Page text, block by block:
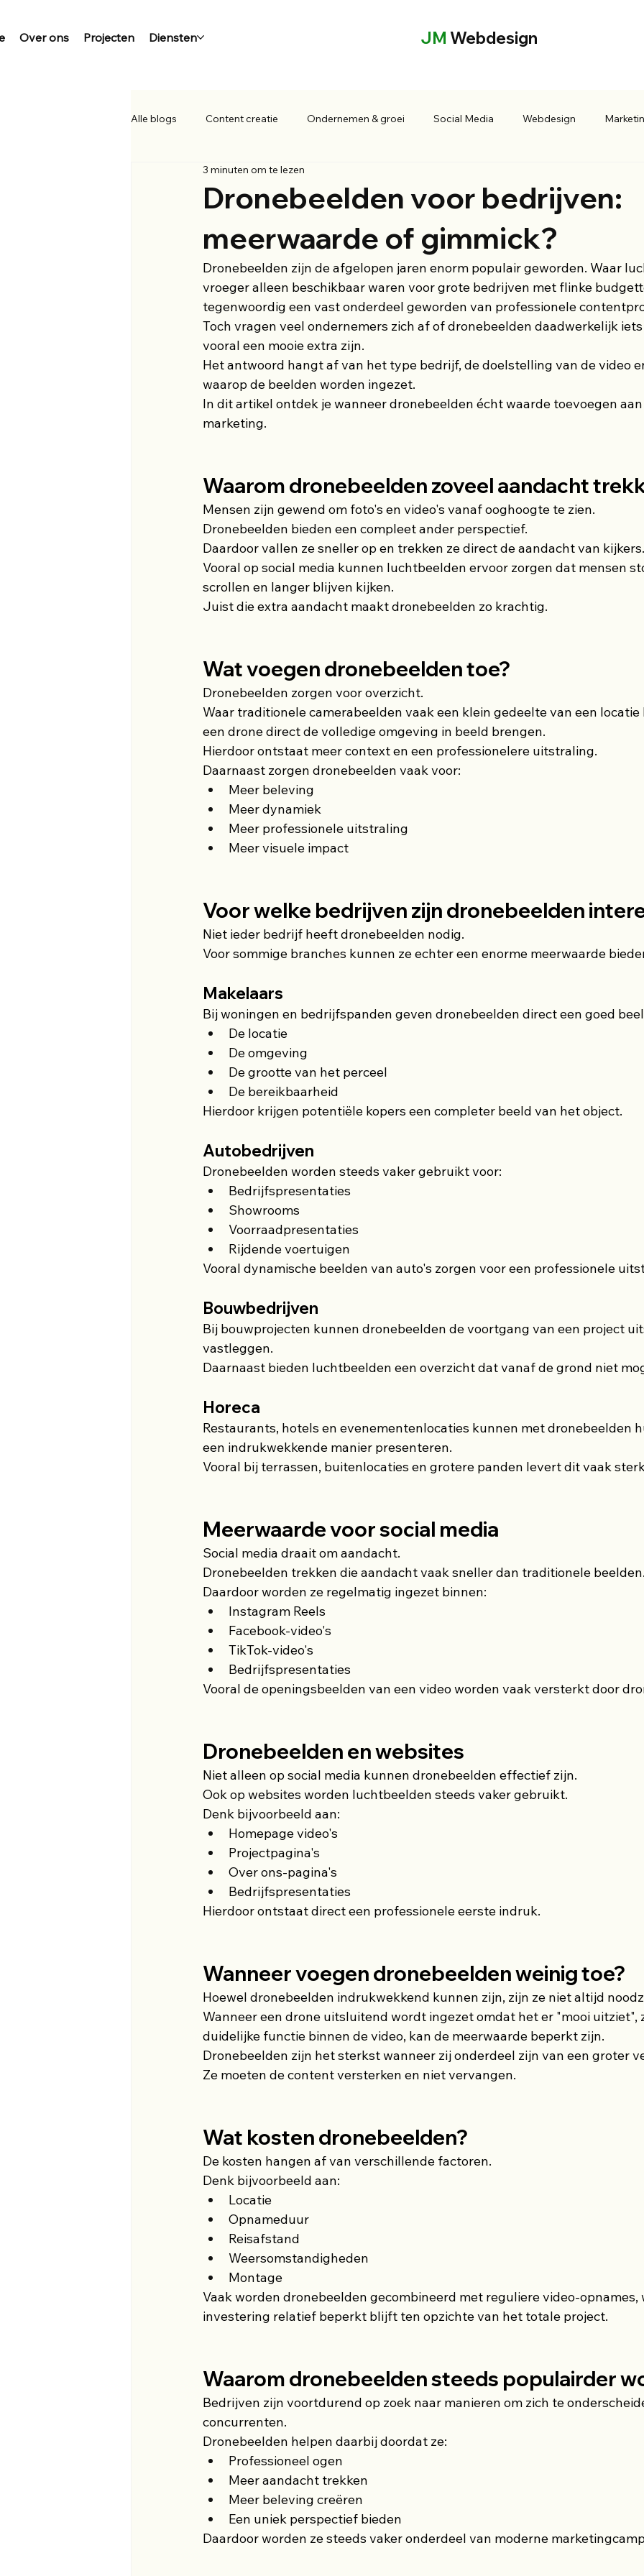
Over ons Projecten Diensten JM Webdesign
Alle blogs Content creatie Ondernemen & groei Social Media Webdesign
Dronebeelden voor bedrijven:
meerwaarde of gimmick?
3 minuten om te lezen
Dronebeelden zijn de afgelopen jaren enorm populair geworden. Waar
vroeger alleen beschikbaar waren voor grote bedrijven met flinke
tegenwoordig een vast onderdeel geworden van professionele
Toch vragen veel ondernemers zich af of dronebeelden daadwerkelijk
vooral een mooie extra zijn.
Het antwoord hangt af van het type bedrijf, de doelstelling van de video
waarop de beelden worden ingezet.
In dit artikel ontdek je wanneer dronebeelden écht waarde toevoegen
marketing.
Waarom dronebeelden zoveel aandacht
Mensen zijn gewend om foto's en video's vanaf ooghoogte te zien.
Dronebeelden bieden een compleet ander perspectief.
Daardoor vallen ze sneller op en trekken ze direct de aandacht van kijkers.
Vooral op social media kunnen luchtbeelden ervoor zorgen dat mensen
scrollen en langer blijven kijken.
Juist die extra aandacht maakt dronebeelden zo krachtig.
Wat voegen dronebeelden toe?
Dronebeelden zorgen voor overzicht.
Waar traditionele camerabeelden vaak een klein gedeelte van een locatie
een drone direct de volledige omgeving in beeld brengen.
Hierdoor ontstaat meer context en een professionelere uitstraling.
Daarnaast zorgen dronebeelden vaak voor:
Meer beleving
Meer dynamiek
Meer professionele uitstraling
Meer visuele impact
Voor welke bedrijven zijn dronebeelden
Niet ieder bedrijf heeft dronebeelden nodig.
Voor sommige branches kunnen ze echter een enorme meerwaarde
Makelaars
Bij woningen en bedrijfspanden geven dronebeelden direct een goed
De locatie
De omgeving
De grootte van het perceel
De bereikbaarheid
Hierdoor krijgen potentiële kopers een completer beeld van het object.
Autobedrijven
Dronebeelden worden steeds vaker gebruikt voor:
Bedrijfspresentaties
Showrooms
Voorraadpresentaties
Rijdende voertuigen
Vooral dynamische beelden van auto's zorgen voor een professionele
Bouwbedrijven
Bij bouwprojecten kunnen dronebeelden de voortgang van een project
vastleggen.
Daarnaast bieden luchtbeelden een overzicht dat vanaf de grond niet
Horeca
Restaurants, hotels en evenementenlocaties kunnen met dronebeelden
een indrukwekkende manier presenteren.
Vooral bij terrassen, buitenlocaties en grotere panden levert dit vaak
Meerwaarde voor social media
Social media draait om aandacht.
Dronebeelden trekken die aandacht vaak sneller dan traditionele beelden.
Daardoor worden ze regelmatig ingezet binnen:
Instagram Reels
Facebook-video's
TikTok-video's
Bedrijfspresentaties
Vooral de openingsbeelden van een video worden vaak versterkt door
Dronebeelden en websites
Niet alleen op social media kunnen dronebeelden effectief zijn.
Ook op websites worden luchtbeelden steeds vaker gebruikt.
Denk bijvoorbeeld aan:
Homepage video's
Projectpagina's
Over ons-pagina's
Bedrijfspresentaties
Hierdoor ontstaat direct een professionele eerste indruk.
Wanneer voegen dronebeelden weinig toe?
Hoewel dronebeelden indrukwekkend kunnen zijn, zijn ze niet altijd
Wanneer een drone uitsluitend wordt ingezet omdat het er "mooi uitziet",
duidelijke functie binnen de video, kan de meerwaarde beperkt zijn.
Dronebeelden zijn het sterkst wanneer zij onderdeel zijn van een groter
Ze moeten de content versterken en niet vervangen.
Wat kosten dronebeelden?
De kosten hangen af van verschillende factoren.
Denk bijvoorbeeld aan:
Locatie
Opnameduur
Reisafstand
Weersomstandigheden
Montage
Vaak worden dronebeelden gecombineerd met reguliere video-opnames,
investering relatief beperkt blijft ten opzichte van het totale project.
Waarom dronebeelden steeds populairder
Bedrijven zijn voortdurend op zoek naar manieren om zich te
concurrenten.
Dronebeelden helpen daarbij doordat ze:
Professioneel ogen
Meer aandacht trekken
Meer beleving creëren
Een uniek perspectief bieden
Daardoor worden ze steeds vaker onderdeel van moderne